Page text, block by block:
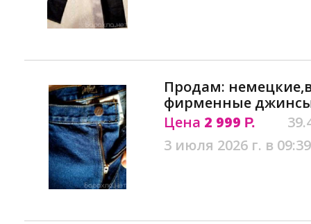
Продам:
фирменные
Цена 2 999 Р.
3 июля 2026 г. в 09:39